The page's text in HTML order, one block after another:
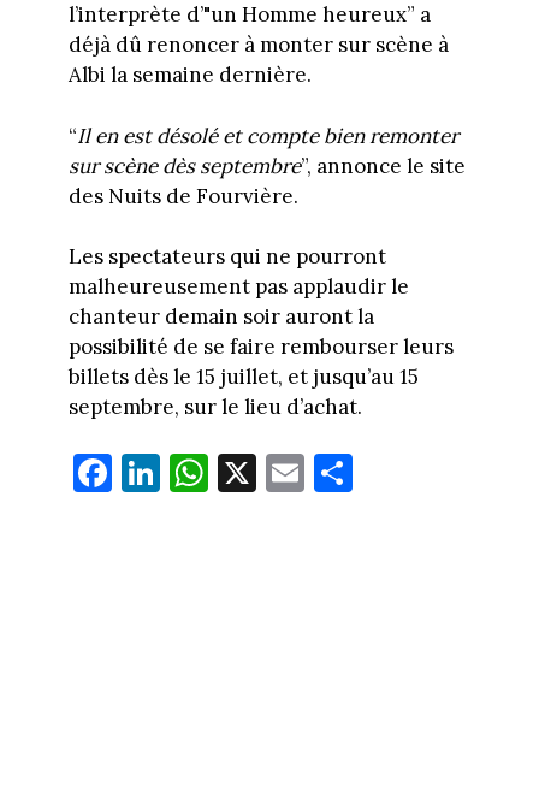
l’interprète d’"un Homme heureux” a
déjà dû renoncer à monter sur scène à
Albi la semaine dernière.
“Il en est désolé et compte bien remonter
sur scène dès septembre”, annonce le site
des Nuits de Fourvière.
Les spectateurs qui ne pourront
malheureusement pas applaudir le
chanteur demain soir auront la
possibilité de se faire rembourser leurs
billets dès le 15 juillet, et jusqu’au 15
septembre, sur le lieu d’achat.
Fa
ce
Li
nk
W
ha
X E
m
Pa